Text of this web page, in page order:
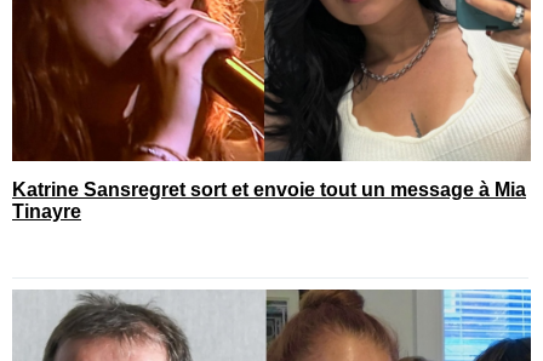
Katrine Sansregret sort et envoie tout un message à Mia
Tinayre